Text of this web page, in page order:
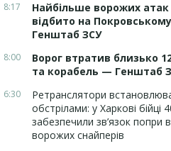
8:17
Найбільше ворожих атак
відбито на
Генштаб ЗСУ
8:00
Ворог втратив близько
та корабель — Генштаб
6:30
Ретранслятори
обстрілами: у Харкові бійці
забезпечили зв’язок попри
ворожих снайперів